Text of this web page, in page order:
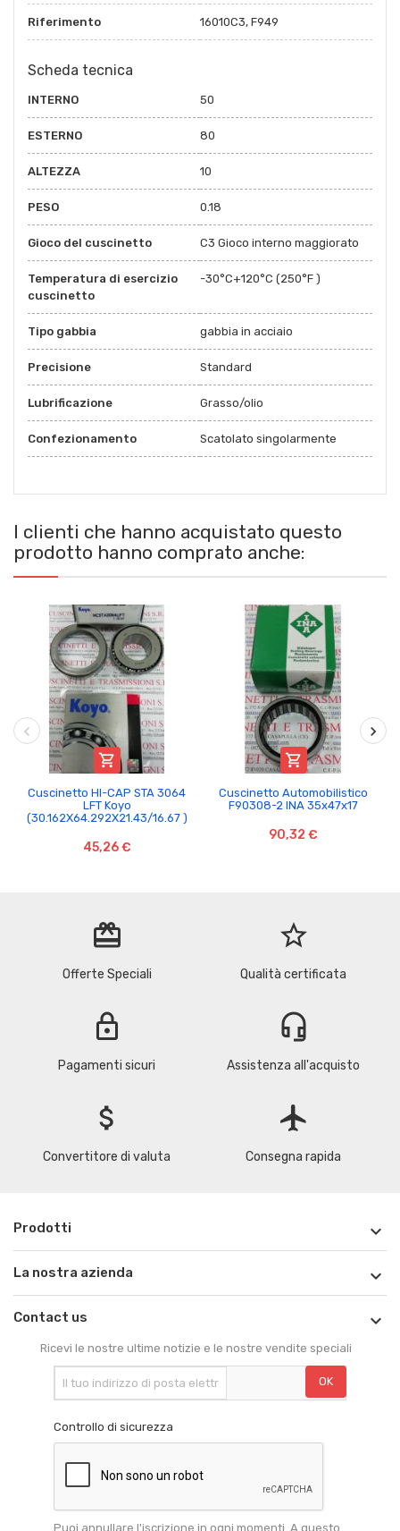
Riferimento 16010C3, F949
Scheda tecnica
INTERNO 50
ESTERNO 80
ALTEZZA 10
PESO 0.18
Gioco del cuscinetto C3 Gioco interno maggiorato
Temperatura di esercizio
cuscinetto
-30°C+120°C (250°F )
Tipo gabbia gabbia in acciaio
Precisione Standard
Lubrificazione Grasso/olio
Confezionamento Scatolato singolarmente
I clienti che hanno acquistato questo
prodotto hanno comprato anche:

Cuscinetto HI-CAP STA 3064
LFT Koyo
(30.162X64.292X21.43/16.67 )
45,26 €

Cuscinetto Automobilistico
F90308-2 INA 35x47x17
90,32 €
redeem
Offerte Speciali
star_border
Qualità certificata
lock
Pagamenti sicuri
headset_mic
Assistenza all'acquisto
attach_money
Convertitore di valuta
flight
Consegna rapida
Prodotti 
La nostra azienda 
Contact us 
Ricevi le nostre ultime notizie e le nostre vendite speciali
Controllo di sicurezza
Puoi annullare l'iscrizione in ogni momenti. A questo